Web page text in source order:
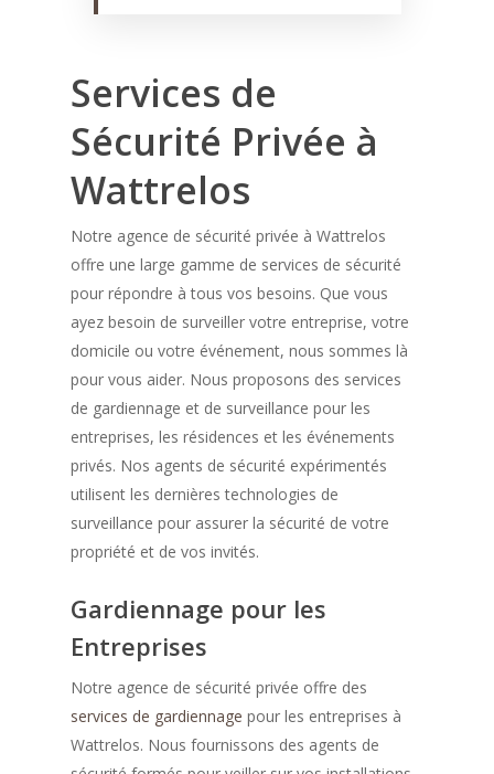
Services de
Sécurité Privée à
Wattrelos
Notre agence de sécurité privée à Wattrelos
offre une large gamme de services de sécurité
pour répondre à tous vos besoins. Que vous
ayez besoin de surveiller votre entreprise, votre
domicile ou votre événement, nous sommes là
pour vous aider. Nous proposons des services
de gardiennage et de surveillance pour les
entreprises, les résidences et les événements
privés. Nos agents de sécurité expérimentés
utilisent les dernières technologies de
surveillance pour assurer la sécurité de votre
propriété et de vos invités.
Gardiennage pour les
Entreprises
Notre agence de sécurité privée offre des
services de gardiennage pour les entreprises à
Wattrelos. Nous fournissons des agents de